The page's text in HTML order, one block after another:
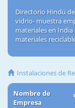
Directorio Hindú
vidrio- muestra
materiales en
materiales
Instalaciones de
Nombre de
Empresa